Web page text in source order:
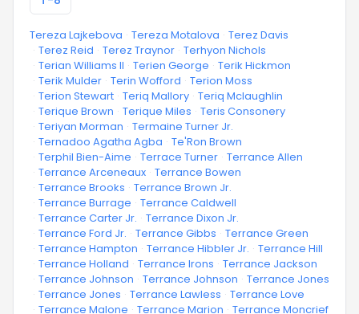
Tereza Lajkebova · Tereza Motalova · Terez Davis
· Terez Reid · Terez Traynor · Terhyon Nichols
· Terian Williams II · Terien George · Terik Hickmon
· Terik Mulder · Terin Wofford · Terion Moss
· Terion Stewart · Teriq Mallory · Teriq Mclaughlin
· Terique Brown · Terique Miles · Teris Consonery
· Teriyan Morman · Termaine Turner Jr.
· Ternadoo Agatha Agba · Te'Ron Brown
· Terphil Bien-Aime · Terrace Turner · Terrance Allen
· Terrance Arceneaux · Terrance Bowen
· Terrance Brooks · Terrance Brown Jr.
· Terrance Burrage · Terrance Caldwell
· Terrance Carter Jr. · Terrance Dixon Jr.
· Terrance Ford Jr. · Terrance Gibbs · Terrance Green
· Terrance Hampton · Terrance Hibbler Jr. · Terrance Hill
· Terrance Holland · Terrance Irons · Terrance Jackson
· Terrance Johnson · Terrance Johnson · Terrance Jones
· Terrance Jones · Terrance Lawless · Terrance Love
· Terrance Malone · Terrance Marion · Terrance Moncrief